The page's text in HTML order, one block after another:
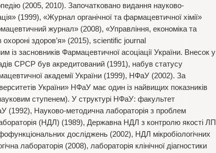
(2005, 2010). Започатковано видання науково-
(1999), «Журнал органічної та фармацевтичної хімії»
журнал» (2008), «Управління, економіка та
здоров’я» (2015), scientific journal
засновників Фармацевтичної асоціації України. Внесок у
СРСР був акредитований (1991), набув статусу
академії України (1999), НФаУ (2002). За
України» НФаУ має один із найвищих показників
ступенем). У структурі НФаУ: факультет
(1992), Науково-методична лабораторія з проблем
(НДЛ) (1989), Державна НДЛ з контролю якості ЛП
досліджень (2002), НДЛ мікробіологічних
лабораторія (2008), лабораторія клінічної діагностики